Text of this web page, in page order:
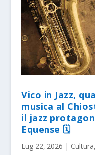
Vico in Jazz,
musica al
il jazz
Equense 🗓
Lug 22, 2026 | Cultura,